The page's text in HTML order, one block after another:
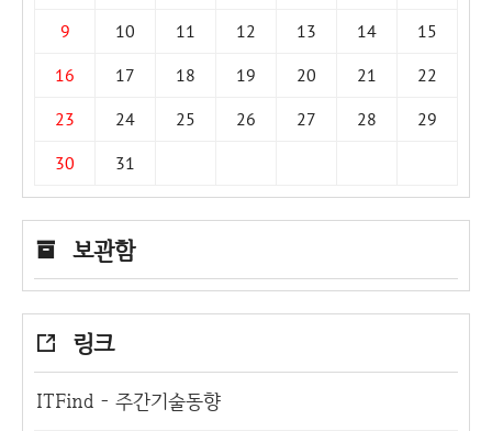
9
10 11 12 13 14
15
16
17 18 19 20 21
22
23
24 25 26 27 28
29
30
31
보관함
링크
ITFind - 주간기술동향